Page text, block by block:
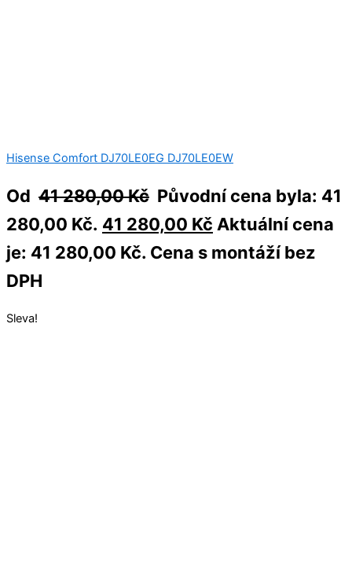
Hisense Comfort DJ70LE0EG DJ70LE0EW
Od 41 280,00Kč Původní cena byla: 41
280,00 Kč. 41 280,00 Kč Aktuální cena
je: 41 280,00 Kč. Cena s montáží bez
DPH
Sleva!